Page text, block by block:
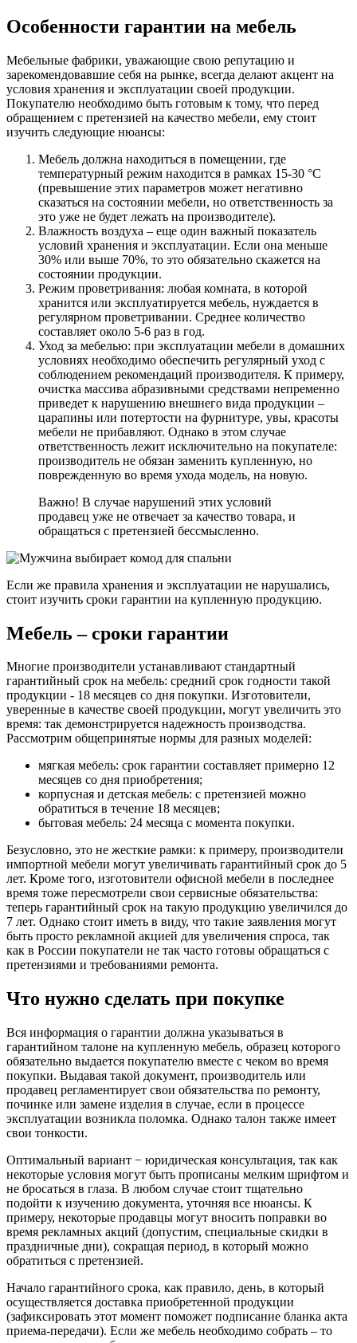
Особенности гарантии на мебель
Мебельные фабрики, уважающие свою репутацию и
зарекомендовавшие себя на рынке, всегда делают акцент на
условия хранения и эксплуатации своей продукции.
Покупателю необходимо быть готовым к тому, что перед
обращением с претензией на качество мебели, ему стоит
изучить следующие нюансы:
Мебель должна находиться в помещении, где
температурный режим находится в рамках 15-30 °C
(превышение этих параметров может негативно
сказаться на состоянии мебели, но ответственность за
это уже не будет лежать на производителе).
Влажность воздуха – еще один важный показатель
условий хранения и эксплуатации. Если она меньше
30% или выше 70%, то это обязательно скажется на
состоянии продукции.
Режим проветривания: любая комната, в которой
хранится или эксплуатируется мебель, нуждается в
регулярном проветривании. Среднее количество
составляет около 5-6 раз в год.
Уход за мебелью: при эксплуатации мебели в домашних
условиях необходимо обеспечить регулярный уход с
соблюдением рекомендаций производителя. К примеру,
очистка массива абразивными средствами непременно
приведет к нарушению внешнего вида продукции –
царапины или потертости на фурнитуре, увы, красоты
мебели не прибавляют. Однако в этом случае
ответственность лежит исключительно на покупателе:
производитель не обязан заменить купленную, но
поврежденную во время ухода модель, на новую.
Важно! В случае нарушений этих условий
продавец уже не отвечает за качество товара, и
обращаться с претензией бессмысленно.
Если же правила хранения и эксплуатации не нарушались,
стоит изучить сроки гарантии на купленную продукцию.
Мебель – сроки гарантии
Многие производители устанавливают стандартный
гарантийный срок на мебель: средний срок годности такой
продукции - 18 месяцев со дня покупки. Изготовители,
уверенные в качестве своей продукции, могут увеличить это
время: так демонстрируется надежность производства.
Рассмотрим общепринятые нормы для разных моделей:
мягкая мебель: срок гарантии составляет примерно 12
месяцев со дня приобретения;
корпусная и детская мебель: с претензией можно
обратиться в течение 18 месяцев;
бытовая мебель: 24 месяца с момента покупки.
Безусловно, это не жесткие рамки: к примеру, производители
импортной мебели могут увеличивать гарантийный срок до 5
лет. Кроме того, изготовители офисной мебели в последнее
время тоже пересмотрели свои сервисные обязательства:
теперь гарантийный срок на такую продукцию увеличился до
7 лет. Однако стоит иметь в виду, что такие заявления могут
быть просто рекламной акцией для увеличения спроса, так
как в России покупатели не так часто готовы обращаться с
претензиями и требованиями ремонта.
Что нужно сделать при покупке
Вся информация о гарантии должна указываться в
гарантийном талоне на купленную мебель, образец которого
обязательно выдается покупателю вместе с чеком во время
покупки. Выдавая такой документ, производитель или
продавец регламентирует свои обязательства по ремонту,
починке или замене изделия в случае, если в процессе
эксплуатации возникла поломка. Однако талон также имеет
свои тонкости.
Оптимальный вариант − юридическая консультация, так как
некоторые условия могут быть прописаны мелким шрифтом и
не бросаться в глаза. В любом случае стоит тщательно
подойти к изучению документа, уточняя все нюансы. К
примеру, некоторые продавцы могут вносить поправки во
время рекламных акций (допустим, специальные скидки в
праздничные дни), сокращая период, в который можно
обратиться с претензией.
Начало гарантийного срока, как правило, день, в который
осуществляется доставка приобретенной продукции
(зафиксировать этот момент поможет подписание бланка акта
приема-передачи). Если же мебель необходимо собрать – то